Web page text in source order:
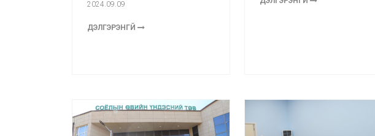
2024.09.09
ДЭЛГЭРЭНГҮЙ